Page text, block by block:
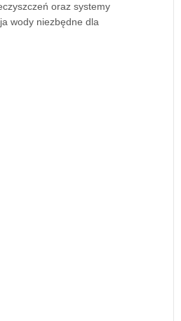
oraz systemy
wody niezbędne dla